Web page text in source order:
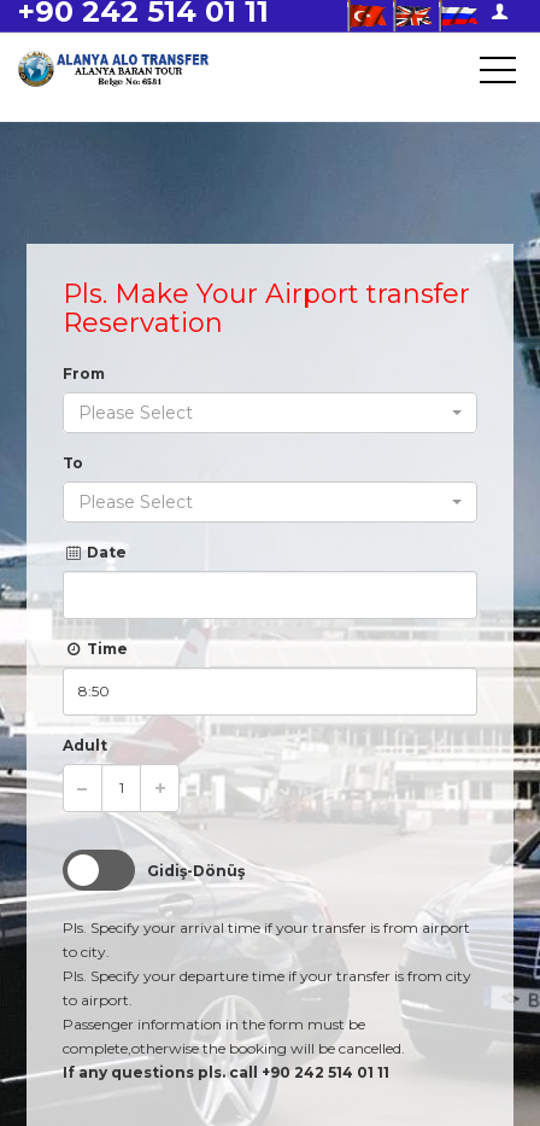
+90 242 514 01 11
Pls. Make Your Airport transfer
Reservation
From
Please Select
To
Please Select
Date
Time
Adult
Gidiş-Dönüş
Pls. Specify your arrival time if your transfer is from airport
to city.
Pls. Specify your departure time if your transfer is from city
to airport.
Passenger information in the form must be
complete,otherwise the booking will be cancelled.
If any questions pls. call +90 242 514 01 11